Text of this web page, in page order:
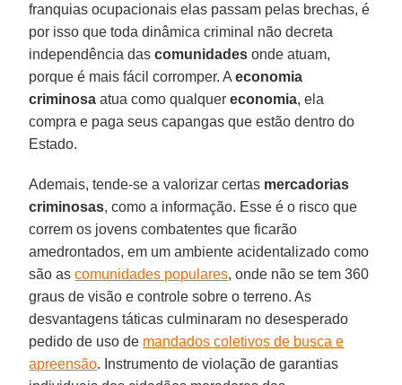
franquias ocupacionais elas passam pelas brechas, é
por isso que toda dinâmica criminal não decreta
independência dascomunidades onde atuam,
porque é mais fácil corromper. Aeconomia
criminosa atua como qualquereconomia, ela
compra e paga seus capangas que estão dentro do
Estado.
Ademais, tende-se a valorizar certas mercadorias
criminosas, como a informação. Esse é o risco que
correm os jovens combatentes que ficarão
amedrontados, em um ambiente acidentalizado como
são ascomunidades populares, onde não se tem 360
graus de visão e controle sobre o terreno. As
desvantagens táticas culminaram no desesperado
pedido de uso de mandados coletivos de busca e
apreensão. Instrumento de violação de garantias